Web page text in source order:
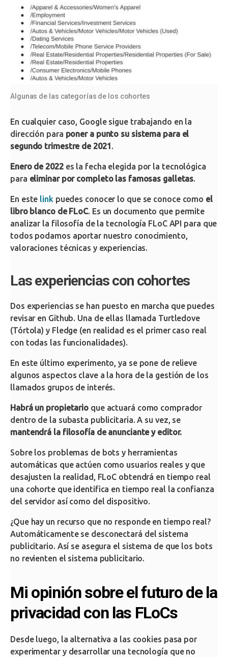
Algunas de las categorías de los cohortes
En cualquier caso, Google sigue trabajando en la
dirección para poner a punto su sistema para el
segundo trimestre de 2021.
Enero de 2022es la fecha elegida por la tecnológica
para eliminar por completo las famosas galletas.
En este link puedes conocer lo que se conoce como el
libro blanco de FLoC. Es un documento que permite
analizar la filosofía de la tecnología FLoC API para que
todos podamos aportar nuestro conocimiento,
valoraciones técnicas y experiencias.
Las experiencias con cohortes
Dos experiencias se han puesto en marcha que puedes
revisar en Github. Una de ellas llamada Turtledove
(Tórtola) y Fledge (en realidad es el primer caso real
con todas las funcionalidades).
En este último experimento, ya se pone de relieve
algunos aspectos clave a la hora de la gestión de los
llamados grupos de interés.
Habrá un propietario que actuará como comprador
dentro de la subasta publicitaria. A su vez, se
mantendrá la filosofía de anunciante y editor.
Sobre los problemas de bots y herramientas
automáticas que actúen como usuarios reales y que
desajusten la realidad, FLoC obtendrá en tiempo real
una cohorte que identifica en tiempo real la confianza
del servidor así como del dispositivo.
¿Que hay un recurso que no responde en tiempo real?
Automáticamente se desconectará del sistema
publicitario. Así se asegura el sistema de que los bots
no revienten el sistema publicitario.
Mi opinión sobre el futuro de la
privacidad con las FLoCs
Desde luego, la alternativa a las cookies pasa por
experimentar y desarrollar una tecnología que no